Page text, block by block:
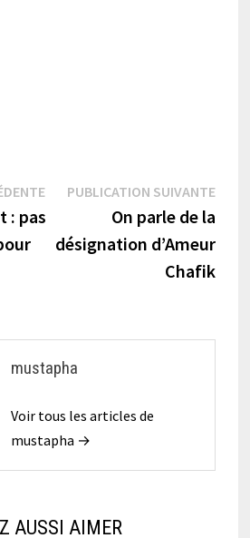
Publication
précédente :
: pas
PUBLICATION SUIVANTE
On parle de la
désignation d’Ameur
Chafik
mustapha
Voir tous les articles de
mustapha →
AUSSI AIMER